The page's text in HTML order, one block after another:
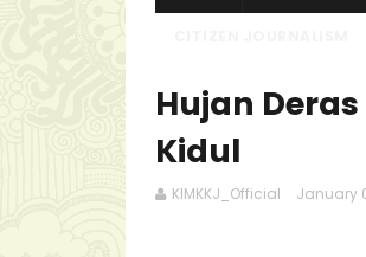
Hujan
Kidul
KIMKKJ_Official January